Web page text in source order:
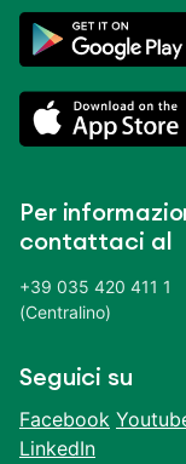
Per
contattaci al
+39 035 420 411 1
(Centralino)
Seguici su
Facebook
LinkedIn